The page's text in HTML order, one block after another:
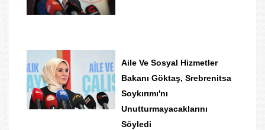
Aile Ve Sosyal Hizmetler
Bakanı Göktaş, Srebrenitsa
Soykırımı'nı
Unutturmayacaklarını
Söyledi